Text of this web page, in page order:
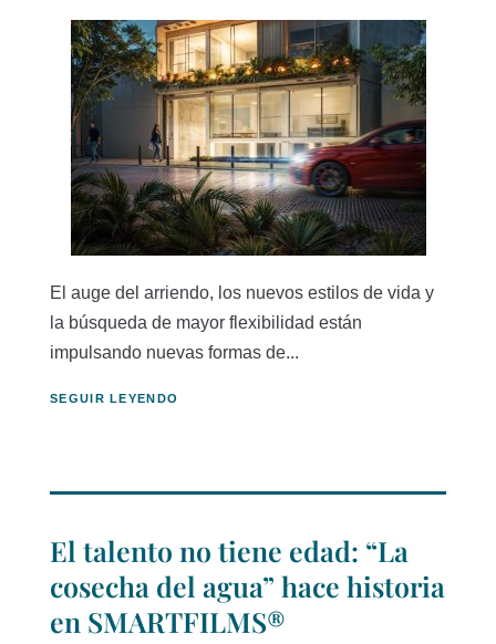
El auge del arriendo, los nuevos estilos de vida y
la búsqueda de mayor flexibilidad están
impulsando nuevas formas de...
SEGUIR LEYENDO
El talento no tiene edad: “La
cosecha del agua” hace historia
en SMARTFILMS®